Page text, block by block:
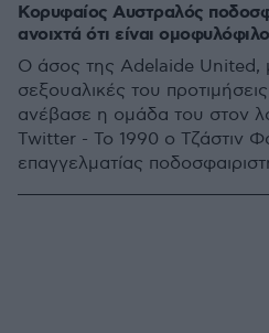
Κορυφαίος Αυστραλός
ανοιχτά ότι είναι
Ο άσος της Adelaide United,
σεξουαλικές του
ανέβασε η ομάδα του στον
Twitter - Το 1990 ο Τζάστιν
επαγγελματίας